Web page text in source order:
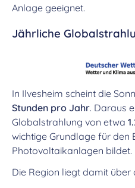
Anlage geeignet.
Jährliche
In Ilvesheim scheint die
Stunden pro Jahr. Daraus
Globalstrahlung von etwa
wichtige Grundlage für den
Photovoltaikanlagen bildet.
Die Region liegt damit über